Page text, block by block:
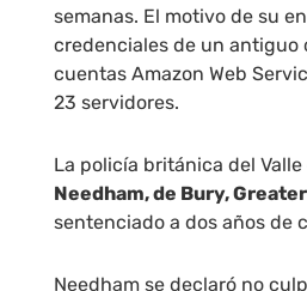
semanas. El motivo de su
credenciales de un antiguo
cuentas Amazon Web
23 servidores.
La policía británica del
Needham, de Bury,
sentenciado a dos años de
Needham se declaró no